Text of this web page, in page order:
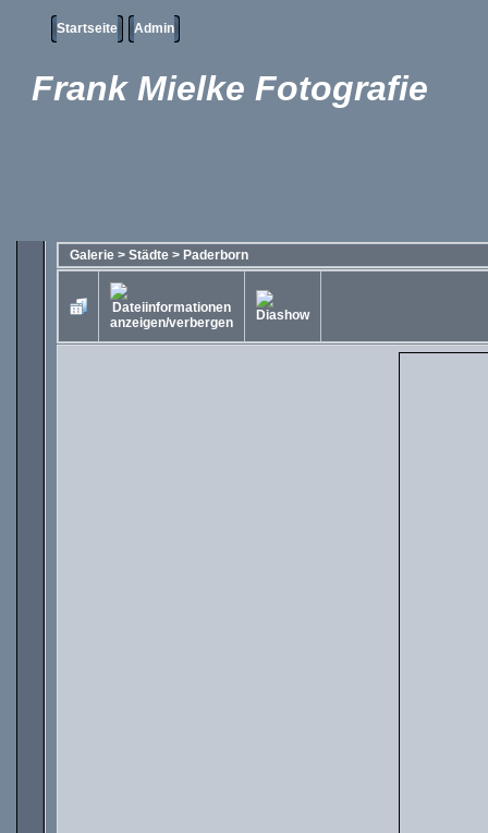
Startseite Admin
Frank Mielke Fotografie
Galerie > Städte > Paderborn